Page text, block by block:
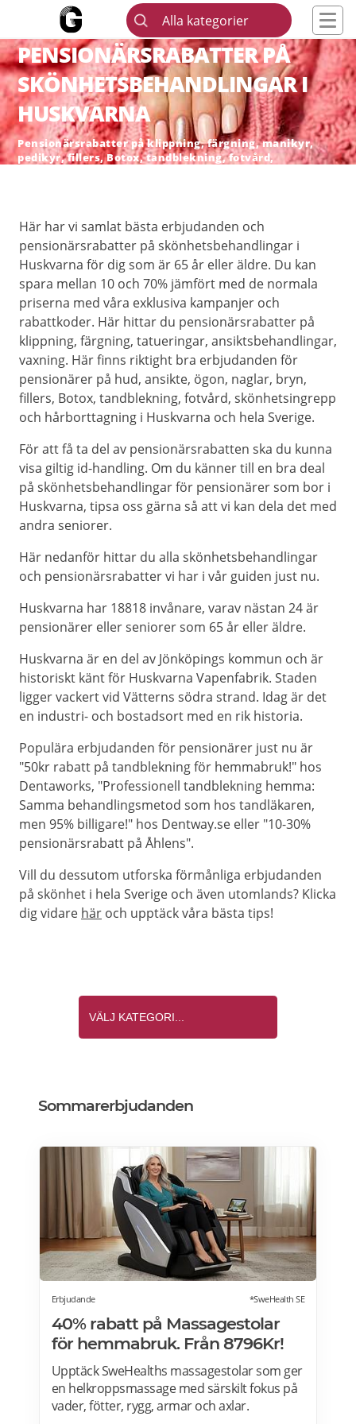
Alla kategorier
PENSIONÄRSRABATTER PÅ
SKÖNHETSBEHANDLINGAR I
HUSKVARNA
Pensionärsrabatter på klippning, färgning, manikyr,
pedikyr, fillers, Botox, tandblekning, fotvård,
Här har vi samlat bästa erbjudanden och
pensionärsrabatter på skönhetsbehandlingar i
Huskvarna för dig som är 65 år eller äldre. Du kan
spara mellan 10 och 70% jämfört med de normala
priserna med våra exklusiva kampanjer och
rabattkoder. Här hittar du pensionärsrabatter på
klippning, färgning, tatueringar, ansiktsbehandlingar,
vaxning. Här finns riktight bra erbjudanden för
pensionärer på hud, ansikte, ögon, naglar, bryn,
fillers, Botox, tandblekning, fotvård, skönhetsingrepp
och hårborttagning i Huskvarna och hela Sverige.
För att få ta del av pensionärsrabatten ska du kunna
visa giltig id-handling. Om du känner till en bra deal
på skönhetsbehandlingar för pensionärer som bor i
Huskvarna, tipsa oss gärna så att vi kan dela det med
andra seniorer.
Här nedanför hittar du alla skönhetsbehandlingar
och pensionärsrabatter vi har i vår guiden just nu.
Huskvarna har 18818 invånare, varav nästan 24 är
pensionärer eller seniorer som 65 år eller äldre.
Huskvarna är en del av Jönköpings kommun och är
historiskt känt för Huskvarna Vapenfabrik. Staden
ligger vackert vid Vätterns södra strand. Idag är det
en industri- och bostadsort med en rik historia.
Populära erbjudanden för pensionärer just nu är
"50kr rabatt på tandblekning för hemmabruk!" hos
Dentaworks, "Professionell tandblekning hemma:
Samma behandlingsmetod som hos tandläkaren,
men 95% billigare!" hos Dentway.se eller "10-30%
pensionärsrabatt på Åhlens".
Vill du dessutom utforska förmånliga erbjudanden
på skönhet i hela Sverige och även utomlands? Klicka
dig vidare här och upptäck våra bästa tips!
Sommarerbjudanden
Erbjudande *SweHealth SE
40% rabatt på Massagestolar
för hemmabruk. Från 8796Kr!
Upptäck SweHealths massagestolar som ger
en helkroppsmassage med särskilt fokus på
vader, fötter, rygg, armar och axlar.